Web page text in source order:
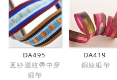
DA495
蔥紗迴紋帶中穿
緞帶
DA419
銅線緞帶